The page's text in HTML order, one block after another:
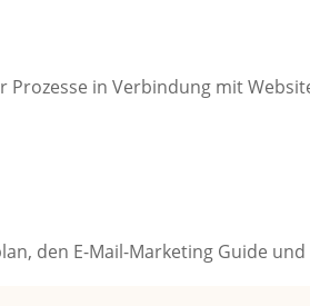
in Verbindung mit
den E-Mail-Marketing Guide und